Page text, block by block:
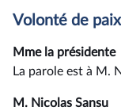
Volonté de paix
Mme la présidente
La parole est à M.
M. Nicolas Sansu